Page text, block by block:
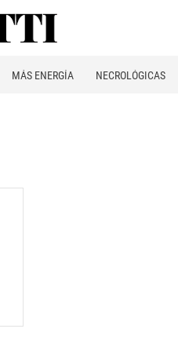
MÁS ENERGÍA NECROLÓGICAS